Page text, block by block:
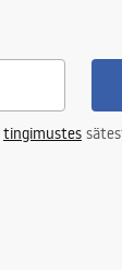
tingimustes